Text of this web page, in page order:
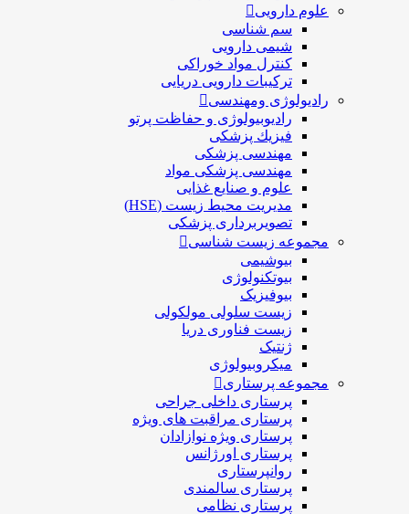
علوم دارویی
سم شناسی
شیمی دارویی
کنترل مواد خوراکی
ترکیبات دارویی دریایی
رادیولوژی ومهندسی
رادیوبیولوژی و حفاظت پرتو
فيزيك پزشکی
مهندسی پزشکی
مهندسی پزشکی مواد
علوم و صنايع غذایی
مدیریت محیط زیست (HSE)
تصویربرداری پزشکی
مجموعه زیست شناسی
بیوشیمی
بیوتکنولوژی
بیوفیزیک
زیست سلولی مولکولی
زیست فناوری دریا
ژنتیک
میکروبیولوژی
مجموعه پرستاری
پرستاری داخلی جراحی
پرستاری مراقبت های ويژه
پرستاری ويژه نوازادان
پرستاری اورژانس
روانپرستاری
پرستاری سالمندی
پرستاری نظامی